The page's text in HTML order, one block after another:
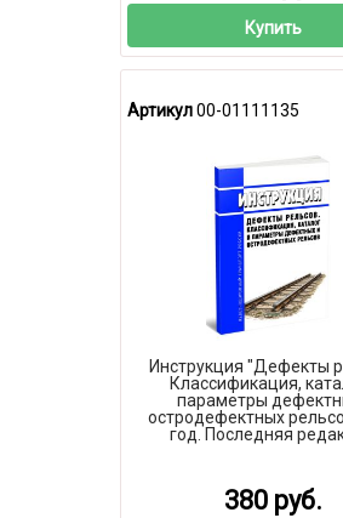
Купить
Артикул00-01111135
Инструкция "Дефекты
Классификация,
параметры
остродефектных
год. Последняя
380 руб.